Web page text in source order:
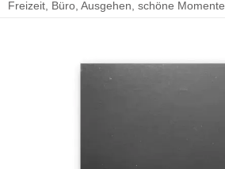
Freizeit, Büro, Ausgehen, schöne Momente